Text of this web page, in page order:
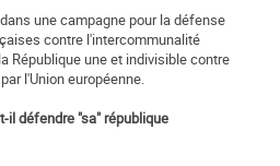
une campagne pour la défense
contre l'intercommunalité
République une et indivisible contre
l'Union européenne.
il défendre "sa" république